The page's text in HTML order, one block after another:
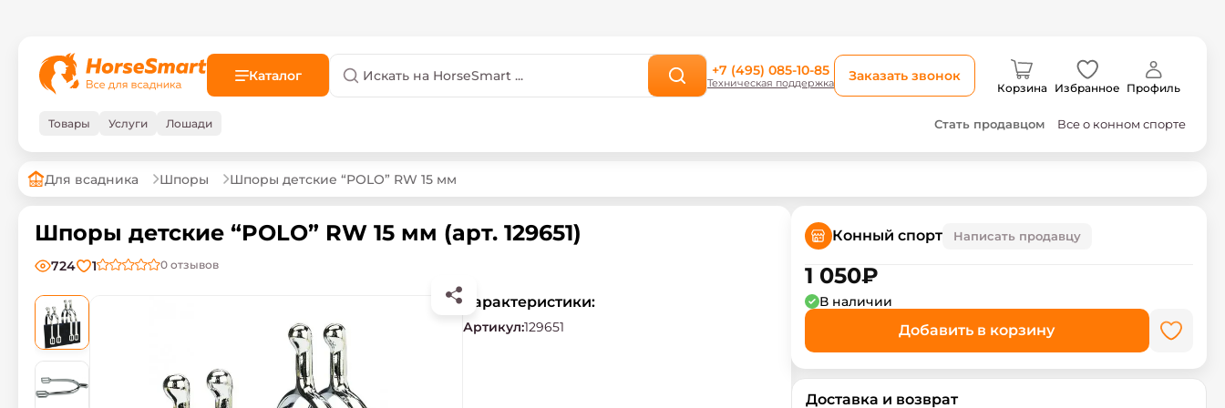
Каталог +7 (495) 085-10-85
Техническая поддержка Заказать звонок
Корзина Избранное Профиль
Товары Услуги Лошади Стать продавцом Все о конном спорте
Для всадника Шпоры Шпоры детские “POLO” RW 15 мм
Шпоры детские “POLO” RW 15 мм (арт. 129651)
724 1 0 отзывов
Характеристики:
Артикул:129651
Конный спорт Написать продавцу
1 050₽
В наличии
Добавить в корзину
Доставка и возврат